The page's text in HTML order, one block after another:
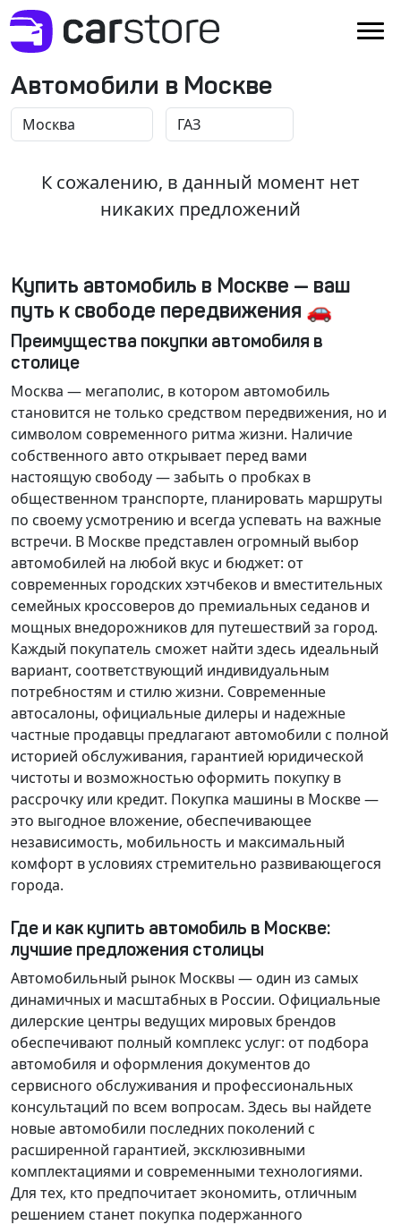
Автомобили в Москве
К сожалению, в данный момент нет
никаких предложений
Купить автомобиль в Москве — ваш
путь к свободе передвижения 🚗
Преимущества покупки автомобиля в
столице
Москва — мегаполис, в котором автомобиль
становится не только средством передвижения, но и
символом современного ритма жизни. Наличие
собственного авто открывает перед вами
настоящую свободу — забыть о пробках в
общественном транспорте, планировать маршруты
по своему усмотрению и всегда успевать на важные
встречи. В Москве представлен огромный выбор
автомобилей на любой вкус и бюджет: от
современных городских хэтчбеков и вместительных
семейных кроссоверов до премиальных седанов и
мощных внедорожников для путешествий за город.
Каждый покупатель сможет найти здесь идеальный
вариант, соответствующий индивидуальным
потребностям и стилю жизни. Современные
автосалоны, официальные дилеры и надежные
частные продавцы предлагают автомобили с полной
историей обслуживания, гарантией юридической
чистоты и возможностью оформить покупку в
рассрочку или кредит. Покупка машины в Москве —
это выгодное вложение, обеспечивающее
независимость, мобильность и максимальный
комфорт в условиях стремительно развивающегося
города.
Где и как купить автомобиль в Москве:
лучшие предложения столицы
Автомобильный рынок Москвы — один из самых
динамичных и масштабных в России. Официальные
дилерские центры ведущих мировых брендов
обеспечивают полный комплекс услуг: от подбора
автомобиля и оформления документов до
сервисного обслуживания и профессиональных
консультаций по всем вопросам. Здесь вы найдете
новые автомобили последних поколений с
расширенной гарантией, эксклюзивными
комплектациями и современными технологиями.
Для тех, кто предпочитает экономить, отличным
решением станет покупка подержанного